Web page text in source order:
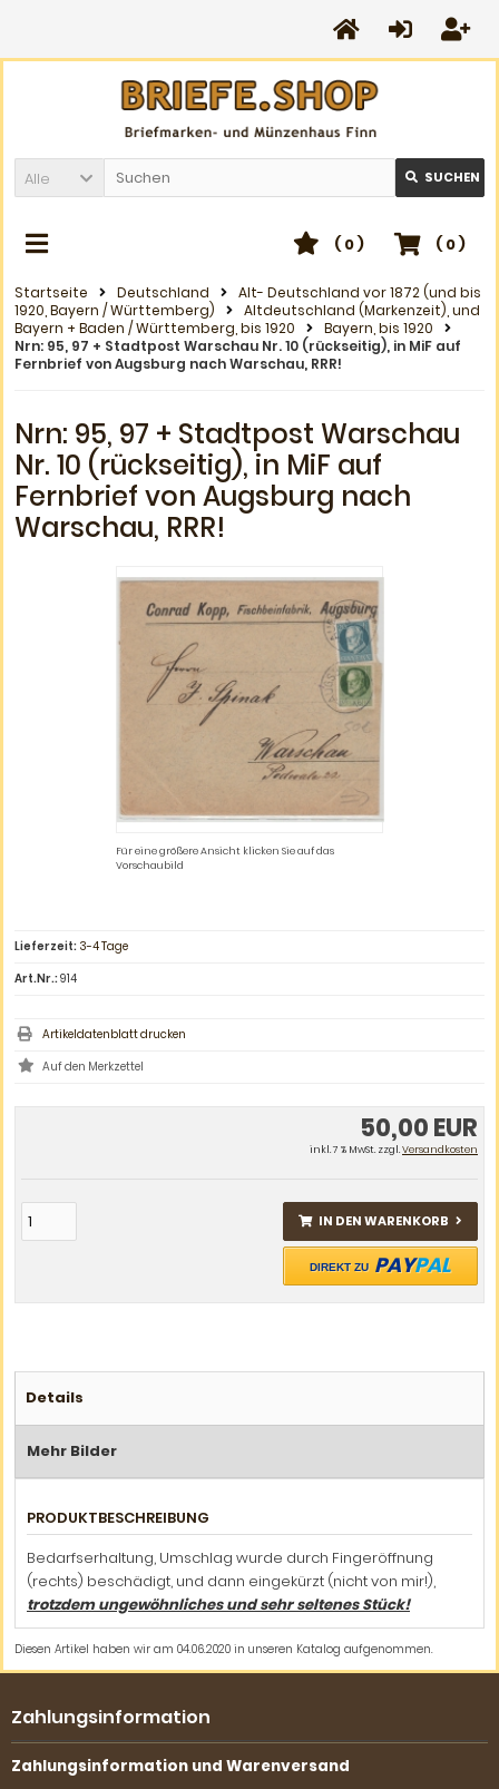
Alle SUCHEN
( 0)
( 0)
Startseite Deutschland
Alt- Deutschland vor 1872 (und bis
1920, Bayern / Württemberg)
Altdeutschland (Markenzeit), und
Bayern + Baden / Württemberg, bis 1920
Bayern, bis 1920
Nrn: 95, 97 + Stadtpost Warschau Nr. 10 (rückseitig), in MiF auf
Fernbrief von Augsburg nach Warschau, RRR!
Nrn: 95, 97 + Stadtpost Warschau
Nr. 10 (rückseitig), in MiF auf
Fernbrief von Augsburg nach
Warschau, RRR!
Für eine größere Ansicht klicken Sie auf das
Vorschaubild
50,00 EUR
inkl. 7 % MwSt. zzgl.Versandkosten
IN DEN WARENKORB
DIREKT ZU PAYPAL
Lieferzeit: 3-4 Tage
Art.Nr.:914
Artikeldatenblatt drucken
Details
Mehr Bilder
PRODUKTBESCHREIBUNG
Bedarfserhaltung, Umschlag wurde durch Fingeröffnung
(rechts) beschädigt, und dann eingekürzt (nicht von mir!),
trotzdem ungewöhnliches und sehr seltenes Stück!
Diesen Artikel haben wir am 04.06.2020 in unseren Katalog aufgenommen.
Zahlungsinformation
Zahlungsinformation und Warenversand